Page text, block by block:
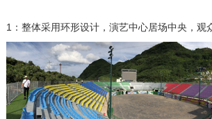
1：整体采用环形设计，演艺中心居场中央，观